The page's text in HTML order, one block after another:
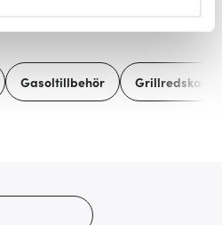
vi tror att du tycker om. Det
vår trafik och göra
Gasoltillbehör Grillredskap